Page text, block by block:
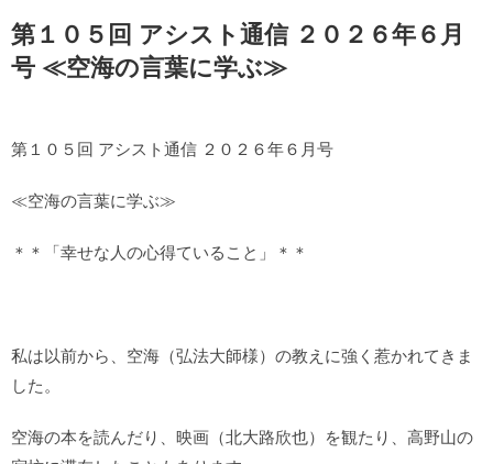
第１０５回 アシスト通信 ２０２６年６月
号 ≪空海の言葉に学ぶ≫
第１０５回 アシスト通信 ２０２６年６月号
≪空海の言葉に学ぶ≫
＊＊「幸せな人の心得ていること」＊＊
私は以前から、空海（弘法大師様）の教えに強く惹かれてきま
した。
空海の本を読んだり、映画（北大路欣也）を観たり、高野山の